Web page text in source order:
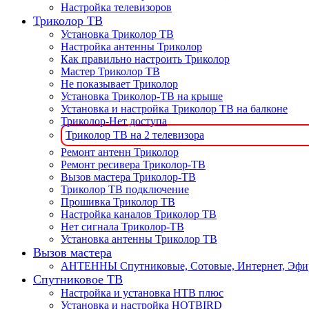
Настройка телевизоров
Триколор ТВ
Установка Триколор ТВ
Настройка антенны Триколор
Как правильно настроить Триколор
Мастер Триколор ТВ
Не показывает Триколор
Установка Триколор-ТВ на крыше
Установка и настройка Триколор ТВ на балконе
Триколор-Нет доступа
Триколор ТВ на 2 телевизора
Ремонт антенн Триколор
Ремонт ресивера Триколор-ТВ
Вызов мастера Триколор-ТВ
Триколор ТВ подключение
Прошивка Триколор ТВ
Настройка каналов Триколор ТВ
Нет сигнала Триколор-ТВ
Установка антенны Триколор ТВ
Вызов мастера
АНТЕННЫ Спутниковые, Сотовые, Интернет,
Спутниковое ТВ
Настройка и установка НТВ плюс
Установка и настройка HOTBIRD